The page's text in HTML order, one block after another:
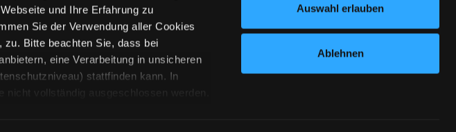
und Ihre Erfahrung zu
Sie der Verwendung aller Cookies
zu. Bitte beachten Sie, dass bei
eine Verarbeitung in unsicheren
stattfinden kann. In
nicht vollständig ausgeschlossen werden.
Auswahl erlauben
Ablehnen
jetzt abonnieren